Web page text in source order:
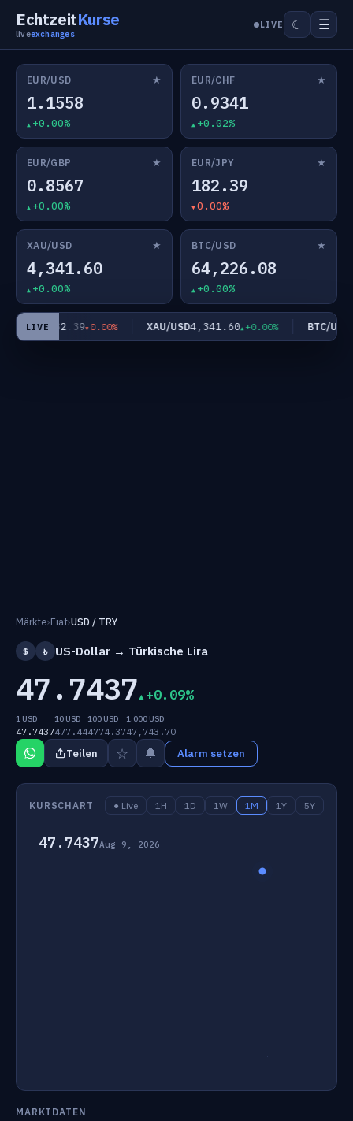
EchtzeitKurse
liveexchanges
LIVE ☾ ☰
EUR/USD ★
1.1558
+0.00%
EUR/CHF ★
0.9341
+0.02%
EUR/GBP ★
0.8567
+0.00%
EUR/JPY ★
182.39
0.00%
XAU/USD ★
4,341.60
+0.00%
BTC/USD ★
64,226.08
+0.00%
LIVE
JPY182.39 0.00% XAU/USD4,341.60 +0.00% BTC/USD
Märkte›Fiat›USD / TRY
$ ₺ US-Dollar → Türkische Lira
47.7437 +0.09%
1 USD
47.7437
10 USD
477.44
100 USD
4774.37
1,000 USD
47,743.70
Teilen ☆ 🔔 Alarm setzen
KURSCHART ● Live 1H 1D 1W 1M 1Y 5Y
47.7437Aug 9, 2026
MARKTDATEN